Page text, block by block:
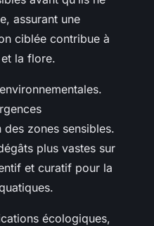
assurant une
ciblée contribue à
la flore.
zones sensibles.
plus vastes sur
et curatif pour la
écologiques,